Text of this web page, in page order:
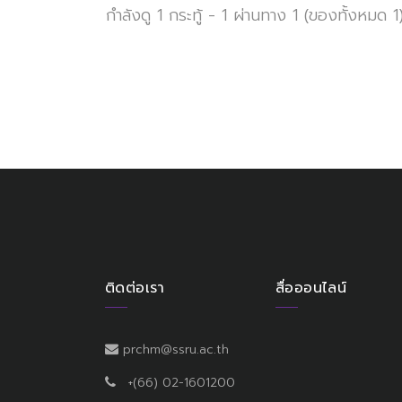
กำลังดู 1 กระทู้ - 1 ผ่านทาง 1 (ของทั้งหมด
ติดต่อเรา
prchm@ssru.ac.th
+(66) 02-1601200
สื่อออนไลน์